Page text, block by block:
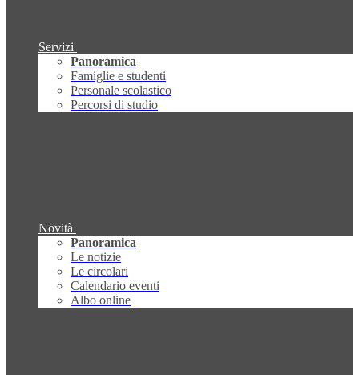
Servizi
Panoramica
Famiglie e studenti
Personale scolastico
Percorsi di studio
Novità
Panoramica
Le notizie
Le circolari
Calendario eventi
Albo online